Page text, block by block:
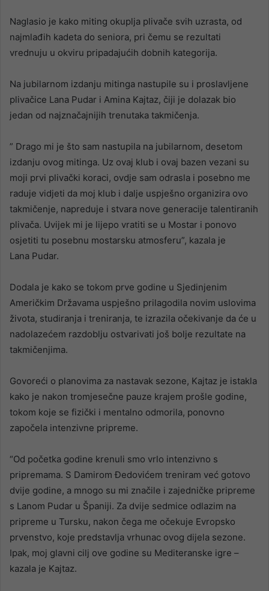
Naglasio je kako miting okuplja plivače svih uzrasta, od
najmlađih kadeta do seniora, pri čemu se rezultati
vrednuju u okviru pripadajućih dobnih kategorija.
Na jubilarnom izdanju mitinga nastupile su i proslavljene
plivačice Lana Pudar i Amina Kajtaz, čiji je dolazak bio
jedan od najznačajnijih trenutaka takmičenja.
” Drago mi je što sam nastupila na jubilarnom, desetom
izdanju ovog mitinga. Uz ovaj klub i ovaj bazen vezani su
moji prvi plivački koraci, ovdje sam odrasla i posebno me
raduje vidjeti da moj klub i dalje uspješno organizira ovo
takmičenje, napreduje i stvara nove generacije talentiranih
plivača. Uvijek mi je lijepo vratiti se u Mostar i ponovo
osjetiti tu posebnu mostarsku atmosferu”, kazala je
Lana Pudar.
Dodala je kako se tokom prve godine u Sjedinjenim
Američkim Državama uspješno prilagodila novim uslovima
života, studiranja i treniranja, te izrazila očekivanje da će u
nadolazećem razdoblju ostvarivati još bolje rezultate na
takmičenjima.
Govoreći o planovima za nastavak sezone, Kajtaz je istakla
kako je nakon tromjesečne pauze krajem prošle godine,
tokom koje se fizički i mentalno odmorila, ponovno
započela intenzivne pripreme.
“Od početka godine krenuli smo vrlo intenzivno s
pripremama. S Damirom Đedovićem treniram već gotovo
dvije godine, a mnogo su mi značile i zajedničke pripreme
s Lanom Pudar u Španiji. Za dvije sedmice odlazim na
pripreme u Tursku, nakon čega me očekuje Evropsko
prvenstvo, koje predstavlja vrhunac ovog dijela sezone.
Ipak, moj glavni cilj ove godine su Mediteranske igre –
kazala je Kajtaz.